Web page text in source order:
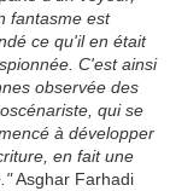
fantasme est
ce qu'il en était
C'est ainsi
observée des
qui se
à développer
en fait une
Asghar Farhadi